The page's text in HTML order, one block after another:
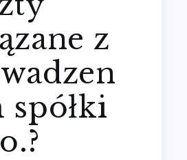
z
spółki